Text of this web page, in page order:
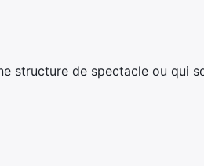
structure de spectacle ou qui